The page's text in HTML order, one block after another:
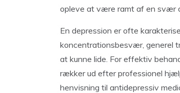
opleve at være ramt af en svær
En depression er ofte
koncentrationsbesvær, generel
at kunne lide. For effektiv
rækker ud efter professionel
henvisning til antidepressiv